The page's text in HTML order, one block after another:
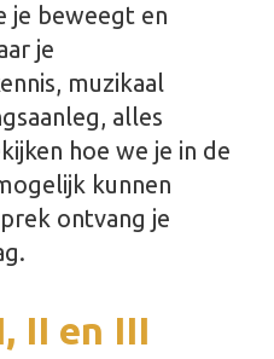
je beweegt en
je
muzikaal
alles
hoe we je in de
kunnen
ontvang je
II en III